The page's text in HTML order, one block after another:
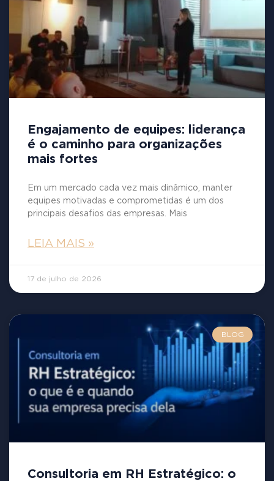
Engajamento de equipes: liderança
é o caminho para organizações
mais fortes
Em um mercado cada vez mais dinâmico, manter
equipes motivadas e comprometidas é um dos
principais desafios das empresas. Mais
LEIA MAIS »
17 de julho de 2026
BLOG
Consultoria em RH Estratégico: o